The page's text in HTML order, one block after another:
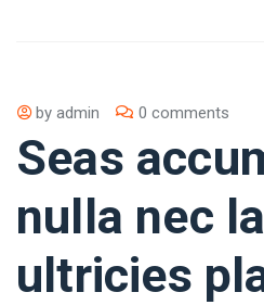
by admin 0 comments
Seas
nulla nec
ultricies